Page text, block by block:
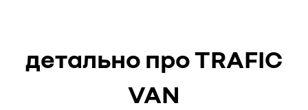
детально про TRAFIC
VAN